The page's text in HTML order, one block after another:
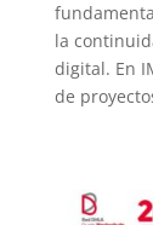
la
digital. En
de